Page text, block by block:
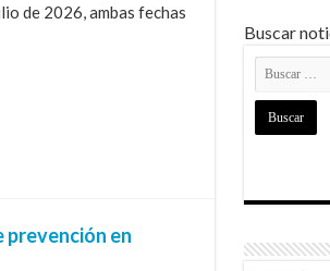
de 2026, ambas fechas
en
Buscar